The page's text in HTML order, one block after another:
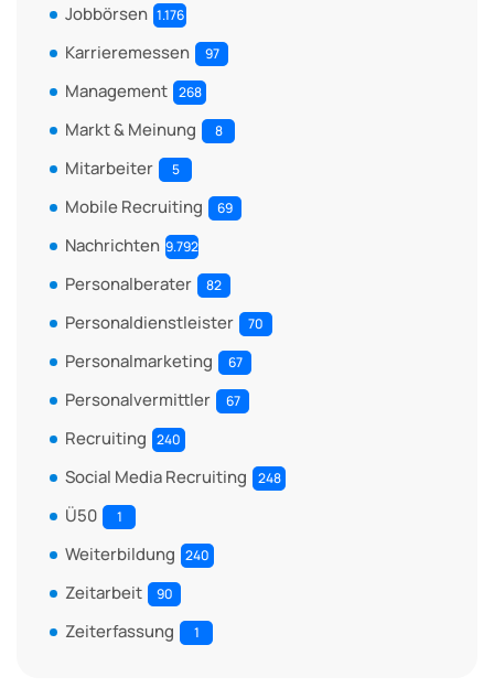
Jobbörsen 1.176
Karrieremessen 97
Management 268
Markt & Meinung 8
Mitarbeiter 5
Mobile Recruiting 69
Nachrichten 9.792
Personalberater 82
Personaldienstleister 70
Personalmarketing 67
Personalvermittler 67
Recruiting 240
Social Media Recruiting 248
Ü50 1
Weiterbildung 240
Zeitarbeit 90
Zeiterfassung 1